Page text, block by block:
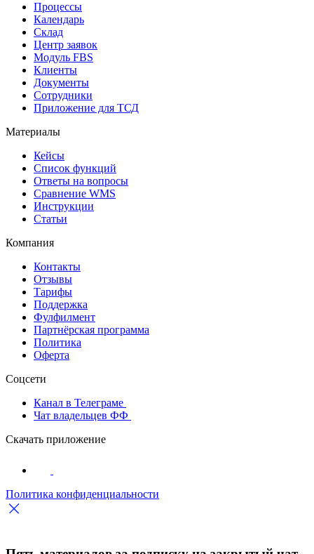
Процессы
Календарь
Склад
Центр заявок
Модуль FBS
Клиенты
Документы
Сотрудники
Приложение для ТСД
Материалы
Кейсы
Список функций
Ответы на вопросы
Сравнение WMS
Инструкции
Статьи
Компания
Контакты
Отзывы
Тарифы
Поддержка
Фулфилмент
Партнёрская программа
Политика
Оферта
Соцсети
Канал в Телеграме
Чат владельцев ФФ
Скачать приложение
Политика конфиденциальности